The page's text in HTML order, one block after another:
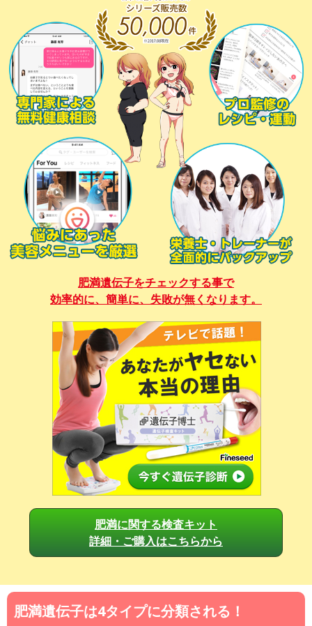
肥満遺伝子をチェックする事で
効率的に、簡単に、失敗が無くなります。
肥満に関する検査キット
詳細・ご購入はこちらから
肥満遺伝子は4タイプに分類される！